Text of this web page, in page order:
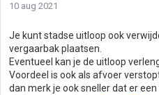
10 aug 2021
Je kunt stadse uitloop ook
vergaarbak plaatsen.
Eventueel kan je de uitloop
Voordeel is ook als afvoer
dan merk je ook sneller dat er een